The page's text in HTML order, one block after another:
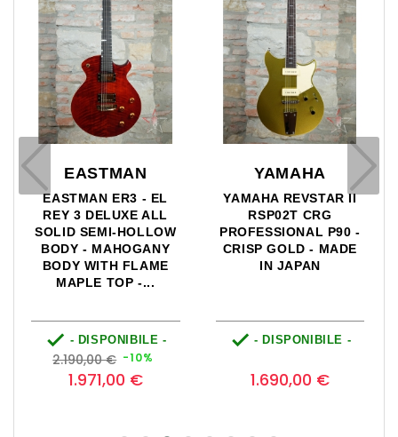
EASTMAN
EASTMAN ER3 - EL
REY 3 DELUXE ALL
SOLID SEMI-HOLLOW
BODY - MAHOGANY
BODY WITH FLAME
MAPLE TOP -...
 - DISPONIBILE -
Prezzo
base
2.190,00 € -10%
1.971,00 €
YAMAHA
YAMAHA REVSTAR II
RSP02T CRG
PROFESSIONAL P90 -
CRISP GOLD - MADE
IN JAPAN
 - DISPONIBILE -
1.690,00 €